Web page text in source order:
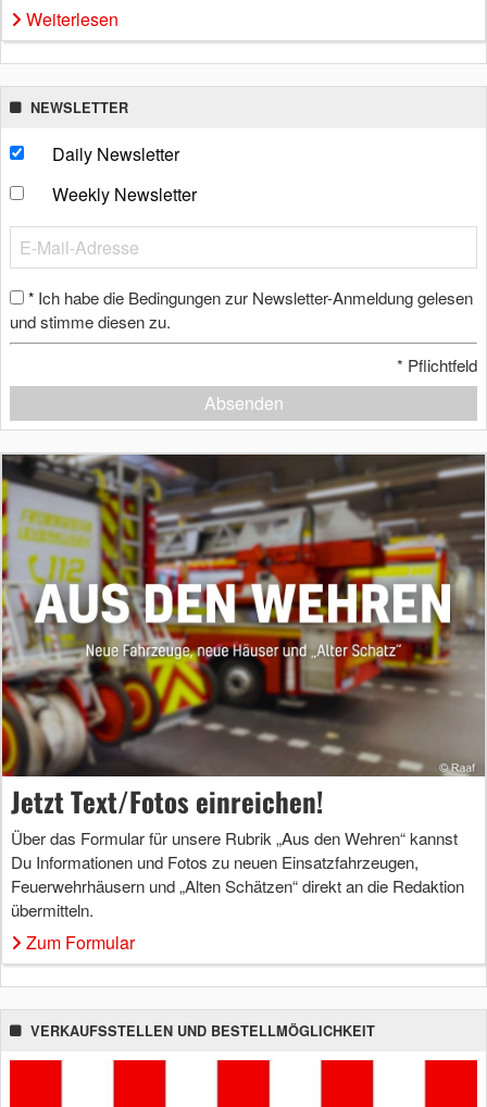
Weiterlesen
NEWSLETTER
Daily Newsletter
Weekly Newsletter
* Ich habe die Bedingungen zur Newsletter-Anmeldung gelesen
und stimme diesen zu.
* Pflichtfeld
Absenden
Jetzt Text/Fotos einreichen!
Über das Formular für unsere Rubrik „Aus den Wehren“ kannst
Du Informationen und Fotos zu neuen Einsatzfahrzeugen,
Feuerwehrhäusern und „Alten Schätzen“ direkt an die Redaktion
übermitteln.
Zum Formular
VERKAUFSSTELLEN UND BESTELLMÖGLICHKEIT